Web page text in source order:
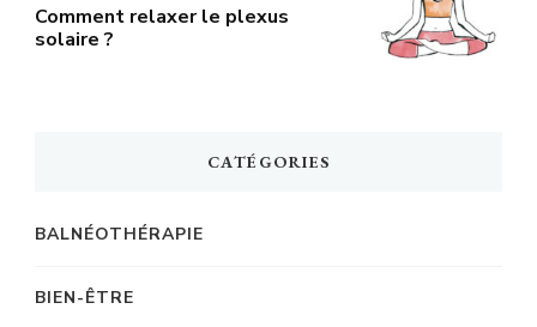
Comment relaxer le plexus
solaire ?
CATÉGORIES
BALNÉOTHÉRAPIE
BIEN-ÊTRE